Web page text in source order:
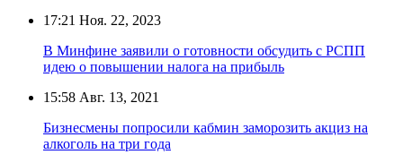
17:21 Ноя. 22, 2023
В Минфине заявили о готовности обсудить с РСПП
идею о повышении налога на прибыль
15:58 Авг. 13, 2021
Бизнесмены попросили кабмин заморозить акциз на
алкоголь на три года